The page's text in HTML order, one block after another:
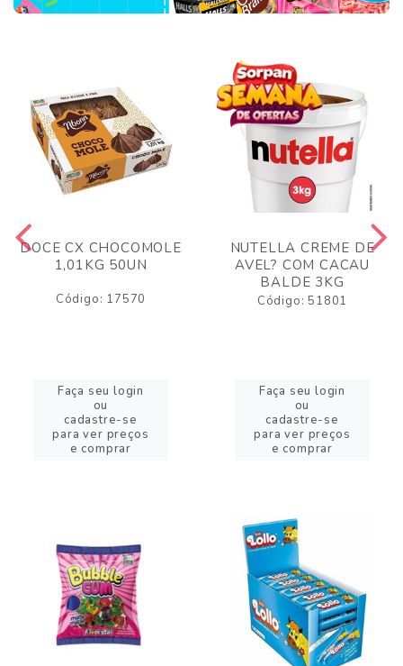
DOCE CX CHOCOMOLE
1,01KG 50UN
Código: 17570
Faça seu login
ou
cadastre-se
para ver preços
e comprar
NUTELLA CREME DE
AVEL? COM CACAU
BALDE 3KG
Código: 51801
Faça seu login
ou
cadastre-se
para ver preços
e comprar